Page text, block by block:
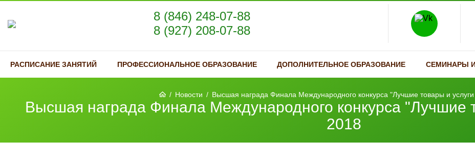
8 (846) 248-07-88
8 (927) 208-07-88
РАСПИСАНИЕ ЗАНЯТИЙ ПРОФЕССИОНАЛЬНОЕ ОБРАЗОВАНИЕ ДОПОЛНИТЕЛЬНОЕ ОБРАЗОВАНИЕ СЕМИНАРЫ
/ Новости / Высшая награда Финала Международного конкурса "Лучшие товары и
Высшая награда Финала Международного конкурса
2018